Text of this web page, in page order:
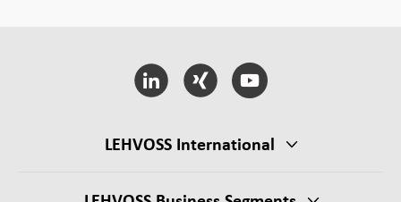
LEHVOSS International